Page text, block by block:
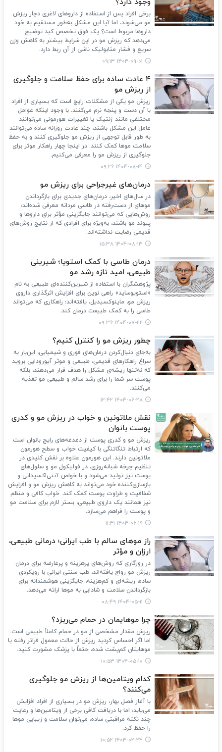
برخی افراد پس از استفاده از داروهای لاغری دچار ریزش
مو می‌شوند، اما آیا این مشکل به‌طور مستقیم به خود
داروها مربوط است؟ یک فوق تخصص کبد توضیح
می‌دهد که ریزش مو در این شرایط بیشتر به کاهش وزن
سریع و فشار متابولیک ناشی از آن ربط دارد.
۱۴۰۴-۰۹-۰۱ ۰۹:۱۳
۴ عادت ساده برای حفظ سلامت و جلوگیری
از ریزش مو
ریزش مو یکی از مشکلات رایج است که بسیاری از افراد
با آن دست و پنجه نرم می‌کنند. با وجود اینکه عوامل
مختلفی مانند ژنتیک یا تغییرات هورمونی می‌توانند
عامل این مشکل باشند، چند عادت روزانه ساده می‌توانند
به طور قابل توجهی از ریزش مو جلوگیری کنند و به حفظ
سلامت موها کمک کنند. در اینجا چهار راهکار موثر برای
جلوگیری از ریزش مو را معرفی می‌کنیم.
۱۴۰۴-۰۸-۱۴ ۰۹:۲۶
درمان‌های غیرجراحی برای ریزش مو
در سال‌های اخیر، درمان‌های جدیدی برای بازگرداندن
موهای از دست‌رفته در طاسی مردانه معرفی شده‌اند؛
روش‌هایی که می‌توانند جایگزینی مؤثر برای داروها و
پیوند مو باشند، به‌ویژه برای افرادی که از نتایج روش‌های
قدیمی رضایت نداشته‌اند.
۱۴۰۴-۰۸-۱۳ ۱۵:۳۸
درمان طاسی با کمک استویا؛ شیرینی
طبیعی، امید تازه رشد مو
پژوهشگران با استفاده از شیرین‌کننده‌ای طبیعی به نام
«استویوساید» راهی نوین برای افزایش اثرگذاری داروی
ریزش مو، ماینوکسیدیل، یافته‌اند؛ راهکاری که می‌تواند
طاسی را به کمک طبیعت درمان کند.
۱۴۰۴-۰۷-۲۲ ۰۹:۳۶
چطور ریزش مو را کنترل کنیم؟
به‌جای دنبال‌کردن درمان‌های فوری و شیمیایی، این‌بار به
سراغ راهکارهای قدیمی، طبیعی و موثر آیورودایی بروید
که نه‌تنها ریشه‌ی مشکل را هدف قرار می‌دهند، بلکه
پوست سر شما را برای رشد سالم و طبیعی مو تغذیه
می‌کنند.
۱۴۰۴-۰۶-۲۸ ۱۲:۴۲
نقش ملاتونین و خواب در ریزش مو و کدری
پوست بانوان
ریزش مو و کدری پوست از دغدغه‌های رایج بانوان است
که ارتباط تنگاتنگی با کیفیت خواب و سطح هورمون
ملاتونین دارند. این هورمون علاوه بر نقش کلیدی در
تنظیم چرخه شبانه‌روزی، در فولیکول مو و سلول‌های
پوست نیز تولید می‌شود و با خواص آنتی‌اکسیدانی و
بازسازی‌کننده خود می‌تواند به کاهش ریزش مو و افزایش
شفافیت و طراوت پوست کمک کند. خواب کافی و منظم
نیز همانند یک داروی طبیعی، بستر لازم برای سلامت مو
و پوست را فراهم می‌سازد.
۱۴۰۴-۰۶-۱۹ ۱۱:۴۱
راز موهای سالم با طب ایرانی؛ درمانی طبیعی،
ارزان و مؤثر
در روزگاری که روش‌های پرهزینه و پرعارضه برای درمان
ریزش مو رواج یافته‌اند، طب سنتی ایرانی با رویکردی
ساده، ریشه‌ای و کم‌هزینه، جایگزینی هوشمندانه برای
بازگرداندن سلامت و شادابی به موها ارائه می‌دهد.
۱۴۰۴-۰۵-۱۱ ۰۸:۴۹
چرا موهایمان در حمام می‌ریزد؟
ریزش مقدار مشخصی از مو در حمام کاملاً طبیعی است.
اما اگر احساس کردید ریزش از حالت معمول فراتر رفته یا
موهایتان کم‌پشت شده، حتماً با پزشک مشورت کنید.
۱۴۰۴-۰۵-۱۰ ۱۰:۵۳
کدام ویتامین‌ها از ریزش مو جلوگیری
می‌کنند؟
با آغاز فصل بهار، ریزش مو در بسیاری از افراد افزایش
می‌یابد؛ اما با دریافت کافی برخی از ویتامین‌ها و رعایت
چند نکته مراقبتی ساده، می‌توان سلامت و زیبایی موها
را حفظ کرد.
۱۴۰۴-۰۲-۲۴ ۱۰:۵۲